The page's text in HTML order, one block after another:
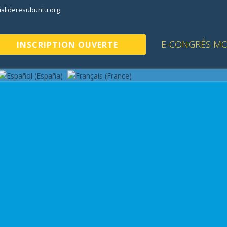
INSCRIPTION OUVERTE E-CONGRÈS